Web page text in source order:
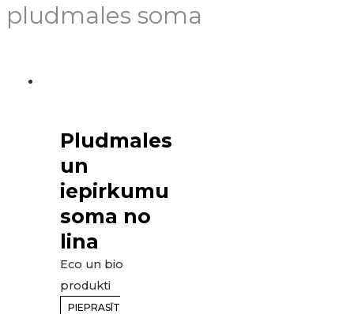
pludmales soma
Pludmales
un
iepirkumu
soma no
lina
Eco un bio
produkti
PIEPRASĪT